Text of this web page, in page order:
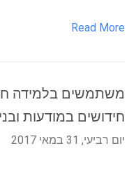
Read More
משתמשים בלמידה
חידושים במודעות
יום רביעי, 31 במאי 2017